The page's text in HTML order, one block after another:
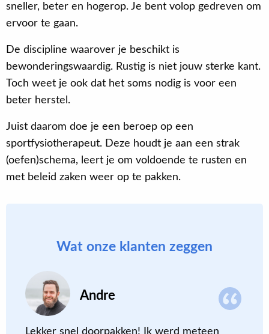
sneller, beter en hogerop. Je bent volop gedreven om
ervoor te gaan.
De discipline waarover je beschikt is
bewonderingswaardig. Rustig is niet jouw sterke kant.
Toch weet je ook dat het soms nodig is voor een
beter herstel.
Juist daarom doe je een beroep op een
sportfysiotherapeut. Deze houdt je aan een strak
(oefen)schema, leert je om voldoende te rusten en
met beleid zaken weer op te pakken.
Wat onze klanten zeggen
Andre
Lekker snel doorpakken! Ik werd meteen